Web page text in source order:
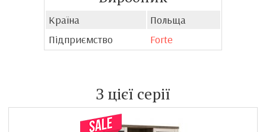
Країна
Польща
Підприємство
Forte
З цієї серії